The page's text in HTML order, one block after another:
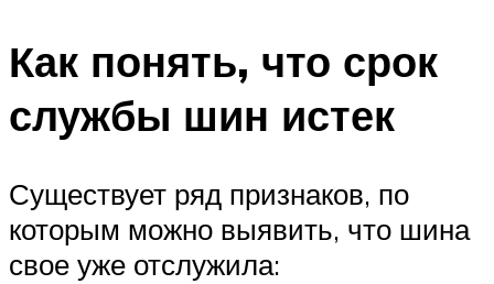
Как понять, что срок
службы шин истек
Существует ряд признаков, по
которым можно выявить, что шина
свое уже отслужила: